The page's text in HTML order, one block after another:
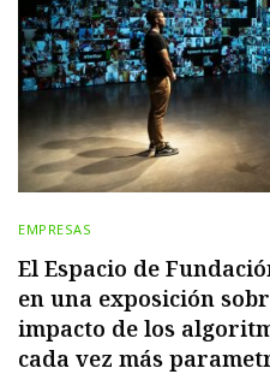
EMPRESAS
El Espacio de
en una exposición
impacto de los
cada vez más